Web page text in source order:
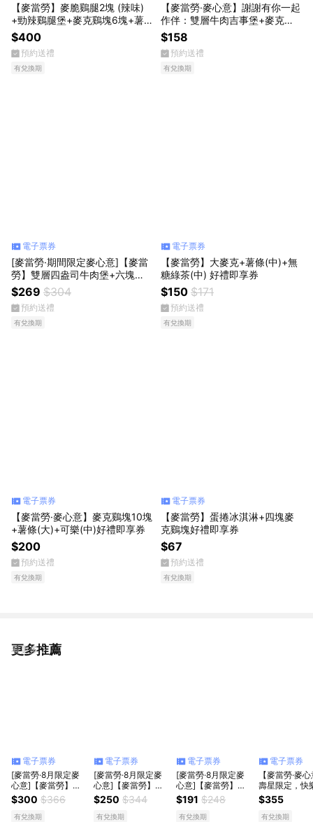
【麥當勞】麥脆鷄腿2塊 (辣味)
+勁辣鷄腿堡+麥克鷄塊6塊+薯
條(大)+可樂(中)x2好禮即享券
$400
預約送禮
有兌換期
【麥當勞·麥心意】謝謝有你一起
作伴：雙層牛肉吉事堡+麥克鷄
塊(4塊)+可樂(中) 好禮即享券
$158
預約送禮
有兌換期
電子票券
[麥當勞·期間限定麥心意]【麥當
勞】雙層四盎司牛肉堡+六塊麥
克鷄塊+薯條(大)+可樂(中) 好禮
即享券
$269 $304
預約送禮
有兌換期
電子票券
【麥當勞】大麥克+薯條(中)+無
糖綠茶(中) 好禮即享券
$150 $171
預約送禮
有兌換期
電子票券
【麥當勞·麥心意】麥克鷄塊10塊
+薯條(大)+可樂(中)好禮即享券
$200
預約送禮
有兌換期
電子票券
【麥當勞】蛋捲冰淇淋+四塊麥
克鷄塊好禮即享券
$67
預約送禮
有兌換期
更多推薦
看更多
電子票券
[麥當勞·8月限定麥
心意]【麥當勞】大
麥克+勁辣鷄腿堡
+麥克鷄塊6塊+薯條
(大)+可樂(中)x2好禮
$300 $366
有兌換期
電子票券
[麥當勞·8月限定麥
心意]【麥當勞】大
麥克+雙層牛肉吉事
堡+六塊麥克鷄塊
+中薯+中可x2好禮
$250 $344
有兌換期
電子票券
[麥當勞·8月限定麥
心意]【麥當勞】大
麥克+4塊麥克鷄塊
+薯條(小)+勁辣香鷄
翅(一份兩塊)+可樂
$191 $248
有兌換期
電子票券
【麥當勞·麥
壽星限定，快
限：大麥克+
腿堡+麥克鷄
+薯條(大)+可
$355
有兌換期